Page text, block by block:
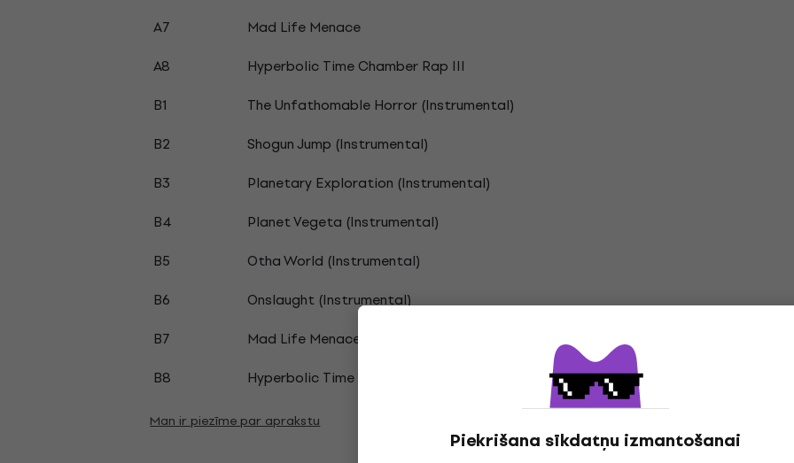
Piekrišana sīkdatņu izmantošanai
A7
Mad Life Menace
A8
Hyperbolic Time Chamber Rap III
B1
The Unfathomable Horror (Instrumental)
B2
Shogun Jump (Instrumental)
B3
Planetary Exploration (Instrumental)
B4
Planet Vegeta (Instrumental)
B5
Otha World (Instrumental)
B6
Onslaught (Instrumental)
B7
Mad Life Menace (Instrumental)
B8
Hyperbolic Time Chamber Rap III (Instrumental)
Man ir piezīme par aprakstu